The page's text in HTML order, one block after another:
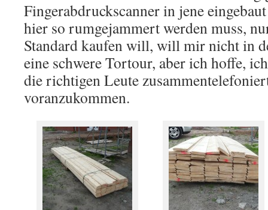
Fingerabdruckscanner in jene
hier so rumgejammert werden muss,
Standard kaufen will, will mir nicht in
eine schwere Tortour, aber ich hoffe,
die richtigen Leute
voranzukommen.